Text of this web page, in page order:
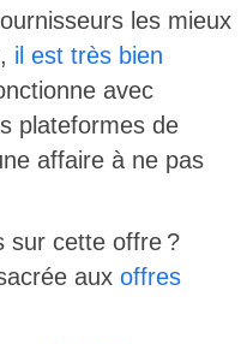
les mieux
il est très bien
avec
plateformes de
affaire à ne pas
sur cette offre ?
aux offres